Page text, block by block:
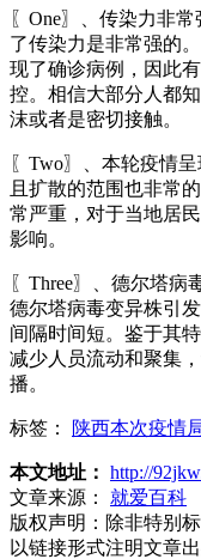
〖One〗、传染力非
了传染力是非常强的
现了确诊病例，因此
控。相信大部分人都
沫或者是密切接触。
〖Two〗、本轮疫情
且扩散的范围也非常
常严重，对于当地居
影响。
〖Three〗、德尔塔
德尔塔病毒变异株引
间隔时间短。鉴于其
减少人员流动和聚集
播。
标签： 陕西本次疫情
本文地址： http://
文章来源：
就爱百科
版权声明： 除非特别
以链接形式注明文章出